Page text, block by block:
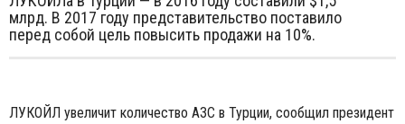
млрд. В 2017 году представительство поставило
перед собой цель повысить продажи на 10%.
ЛУКОЙЛ увеличит количество АЗС в Турции, сообщил президент